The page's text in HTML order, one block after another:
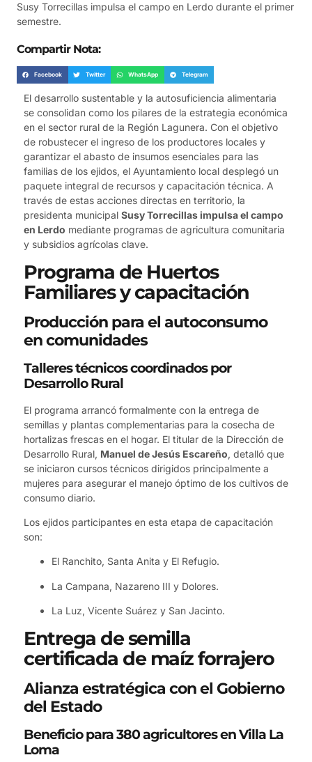
Susy Torrecillas impulsa el campo en Lerdo durante el primer
semestre.
Compartir Nota:
Facebook Twitter WhatsApp Telegram
El desarrollo sustentable y la autosuficiencia alimentaria
se consolidan como los pilares de la estrategia económica
en el sector rural de la Región Lagunera. Con el objetivo
de robustecer el ingreso de los productores locales y
garantizar el abasto de insumos esenciales para las
familias de los ejidos, el Ayuntamiento local desplegó un
paquete integral de recursos y capacitación técnica. A
través de estas acciones directas en territorio, la
presidenta municipal Susy Torrecillas impulsa el campo
en Lerdo mediante programas de agricultura comunitaria
y subsidios agrícolas clave.
Programa de Huertos
Familiares y capacitación
Producción para el autoconsumo
en comunidades
Talleres técnicos coordinados por
Desarrollo Rural
El programa arrancó formalmente con la entrega de
semillas y plantas complementarias para la cosecha de
hortalizas frescas en el hogar. El titular de la Dirección de
Desarrollo Rural, Manuel de Jesús Escareño, detalló que
se iniciaron cursos técnicos dirigidos principalmente a
mujeres para asegurar el manejo óptimo de los cultivos de
consumo diario.
Los ejidos participantes en esta etapa de capacitación
son:
El Ranchito, Santa Anita y El Refugio.
La Campana, Nazareno III y Dolores.
La Luz, Vicente Suárez y San Jacinto.
Entrega de semilla
certificada de maíz forrajero
Alianza estratégica con el Gobierno
del Estado
Beneficio para 380 agricultores en Villa La
Loma